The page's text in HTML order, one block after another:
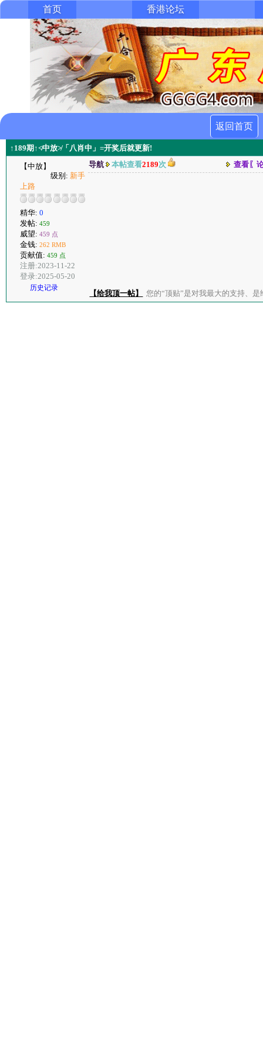
首页 香港论坛
返回首页
↑189期↑≮中放≯「八肖中」=开奖后就更新!
【中放】
级别: 新手
上路
精华: 0
发帖: 459
威望: 459 点
金钱: 262 RMB
贡献值: 459 点
注册:2023-11-22
登录:2025-05-20
历史记录
导航 本帖查看2189次 查看〖
【给我顶一帖】 您的“顶贴”是对我最大的支持、